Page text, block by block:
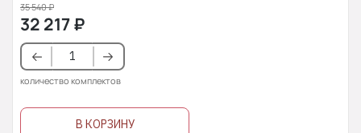
35 540₽
32 217₽
количество комплектов
В КОРЗИНУ